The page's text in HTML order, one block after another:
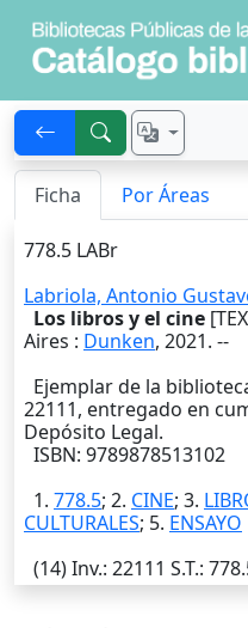
Ficha Por Áreas
778.5 LABr
Labriola, Antonio
Los libros y el cine
Aires : Dunken, 2021. --
Ejemplar de la
22111, entregado en
Depósito Legal.
ISBN: 9789878513102
1. 778.5; 2. CINE; 3.
CULTURALES; 5. ENSAYO
(14)Inv.: 22111 S.T.: